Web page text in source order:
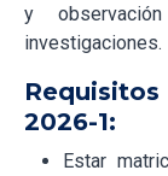
y
investigaciones.
2026-1:
Estar